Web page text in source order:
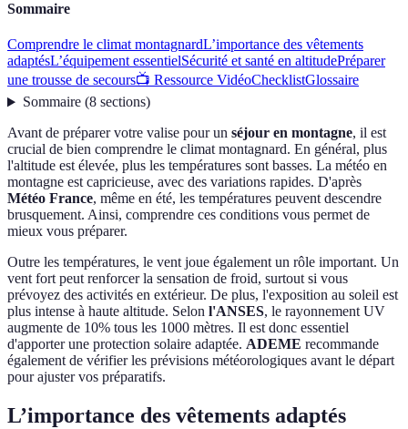
Sommaire
Comprendre le climat montagnardL’importance des vêtements
adaptésL’équipement essentielSécurité et santé en altitudePréparer
une trousse de secours📺 Ressource VidéoChecklistGlossaire
Sommaire(8 sections)
Avant de préparer votre valise pour un séjour en montagne, il est
crucial de bien comprendre le climat montagnard. En général, plus
l'altitude est élevée, plus les températures sont basses. La météo en
montagne est capricieuse, avec des variations rapides. D'après
Météo France, même en été, les températures peuvent descendre
brusquement. Ainsi, comprendre ces conditions vous permet de
mieux vous préparer.
Outre les températures, le vent joue également un rôle important. Un
vent fort peut renforcer la sensation de froid, surtout si vous
prévoyez des activités en extérieur. De plus, l'exposition au soleil est
plus intense à haute altitude. Selon l'ANSES, le rayonnement UV
augmente de 10% tous les 1000 mètres. Il est donc essentiel
d'apporter une protection solaire adaptée. ADEME recommande
également de vérifier les prévisions météorologiques avant le départ
pour ajuster vos préparatifs.
L’importance des vêtements adaptés